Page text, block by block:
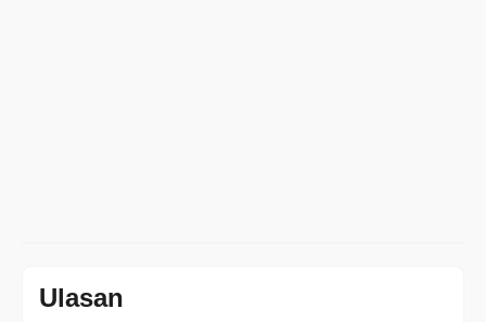
Ulasan